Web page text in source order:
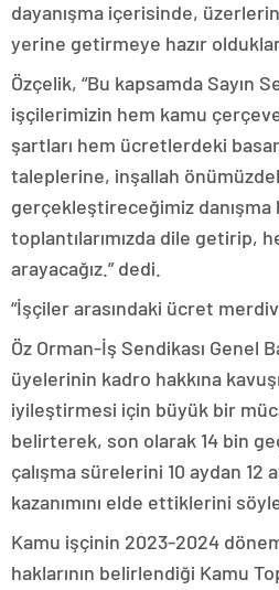
dayanışma içerisinde,
yerine getirmeye hazır
Özçelik, “Bu kapsamda Sayın
işçilerimizin hem kamu
şartları hem ücretlerdeki
taleplerine, inşallah
gerçekleştireceğimiz danışma
toplantılarımızda dile getirip,
arayacağız.” dedi.
“İşçiler arasındaki ücret
Öz Orman-İş Sendikası Genel
üyelerinin kadro hakkına
iyileştirmesi için büyük bir
belirterek, son olarak 14 bin
çalışma sürelerini 10 aydan 12
kazanımını elde ettiklerini
Kamu işçinin 2023-2024
haklarının belirlendiği Kamu